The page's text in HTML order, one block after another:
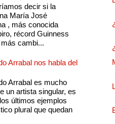
decir si la
María José
, más conocida
récord Guinness
cambi...
Arrabal nos habla del
Arrabal es mucho
un artista singular, es
últimos ejemplos
plural que quedan